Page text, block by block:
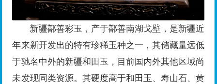
新疆鄯善彩玉，产于鄯善南湖戈壁，是新疆近
年来新开发出的特有珍稀玉种之一，其储藏量远低
于驰名中外的新疆和田玉，目前国内外其他区域尚
未发现同类资源。其硬度高于和田玉、寿山石、黄